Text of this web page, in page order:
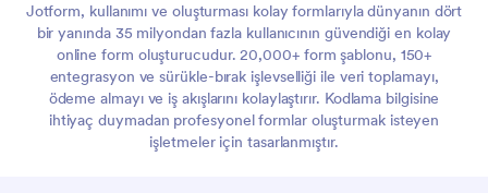
Jotform, kullanımı ve oluşturması kolay formlarıyla dünyanın dört
bir yanında 35 milyondan fazla kullanıcının güvendiği en kolay
online form oluşturucudur. 20,000+ form şablonu, 150+
entegrasyon ve sürükle-bırak işlevselliği ile veri toplamayı,
ödeme almayı ve iş akışlarını kolaylaştırır. Kodlama bilgisine
ihtiyaç duymadan profesyonel formlar oluşturmak isteyen
işletmeler için tasarlanmıştır.